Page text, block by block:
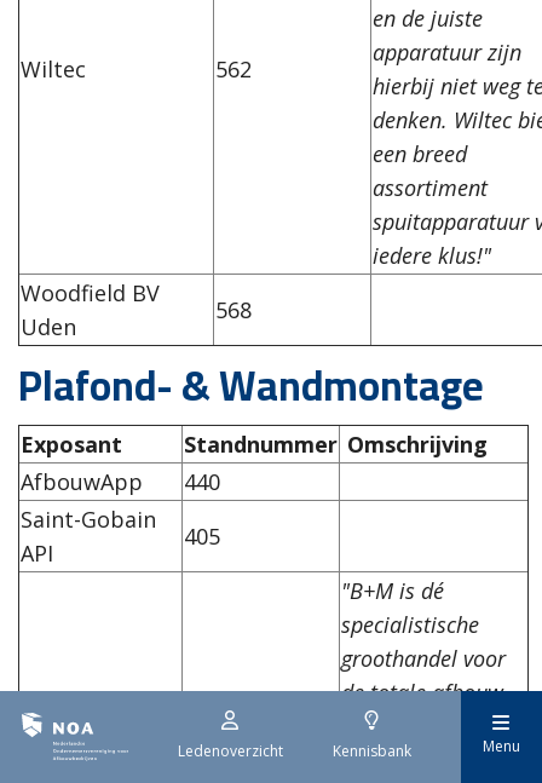
Ledenoverzicht Kennisbank Menu
Wiltec 562
en de juiste
apparatuur zijn
hierbij niet weg
denken. Wiltec
een breed
assortiment
spuitapparatuur
iedere klus!"
Woodfield BV
Uden
568
Plafond- & Wandmontage
Exposant Standnummer Omschrijving
AfbouwApp
440
Saint-Gobain
API
405
B+M
Baustof+Metall 500
"B+M is dé
specialistische
groothandel voor
de totale afbouw.
Wij leveren een
compleet